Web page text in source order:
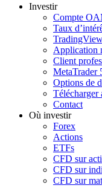
Investir
Compte
Taux
Application
Client
MetaTrader
Options de
Contact
Où investir
Forex
Actions
ETFs
CFD sur
CFD sur
CFD sur